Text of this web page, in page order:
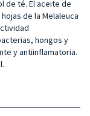
de té. El aceite de
de la Melaleuca
hongos y
y antiinflamatoria.